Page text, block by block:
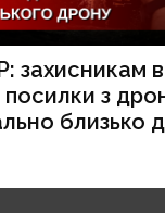
захисникам
з
близько